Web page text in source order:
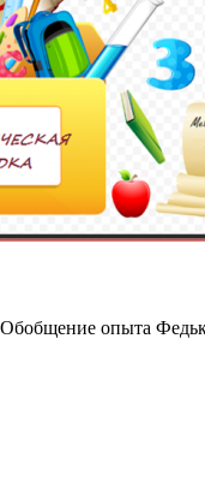
опыта